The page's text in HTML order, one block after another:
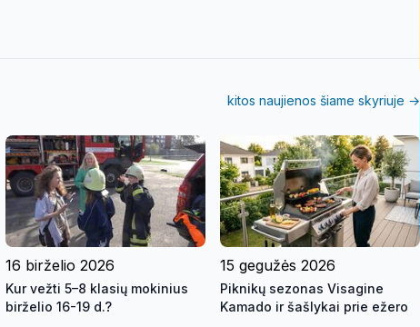
kitos naujienos šiame skyriuje →
16 birželio 2026
Kur vežti 5–8 klasių mokinius
birželio 16-19 d.?
15 gegužės 2026
Piknikų sezonas Visagine
Kamado ir šašlykai prie ežero